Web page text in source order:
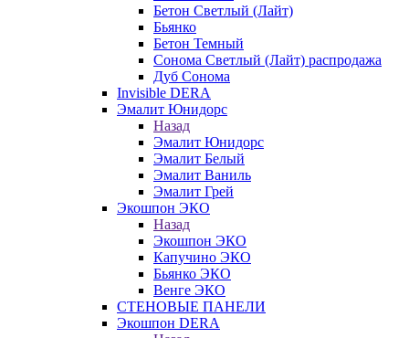
Бетон Светлый (Лайт)
Бьянко
Бетон Темный
Сонома Светлый (Лайт) распродажа
Дуб Сонома
Invisible DERA
Эмалит Юнидорс
Назад
Эмалит Юнидорс
Эмалит Белый
Эмалит Ваниль
Эмалит Грей
Экошпон ЭКО
Назад
Экошпон ЭКО
Капучино ЭКО
Бьянко ЭКО
Венге ЭКО
СТЕНОВЫЕ ПАНЕЛИ
Экошпон DERA